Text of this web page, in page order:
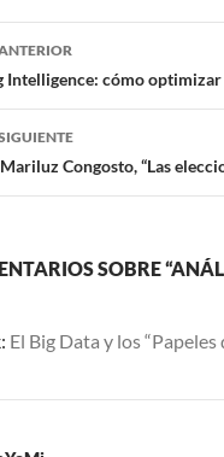
Intelligence: cómo optimizar
Congosto, “Las
SOBRE
El Big Data y los